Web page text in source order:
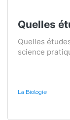
Quelles
Quelles
science
La Biologie